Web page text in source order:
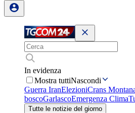
In evidenza
Mostra tuttiNascondi
Guerra IranElezioniCrans
boscoGarlascoEmergenza Clima
Tutte le notizie del giorno